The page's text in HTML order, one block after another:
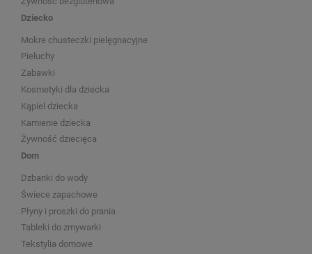
Dziecko
Mokre chusteczki pielęgnacyjne
Pieluchy
Zabawki
Kosmetyki dla dziecka
Kąpiel dziecka
Kamienie dziecka
Żywność dziecięca
Dom
Dzbanki do wody
Świece zapachowe
Płyny i proszki do prania
Tableki do zmywarki
Tekstylia domowe